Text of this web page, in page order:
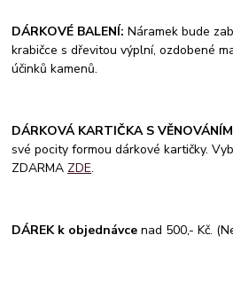
DÁRKOVÉ BALENÍ: Náramek bude
krabičce s dřevitou výplní, ozdobené
účinků kamenů.
DÁRKOVÁ KARTIČKA S
své pocity formou dárkové kartičky.
ZDARMA ZDE.
DÁREK k objednávcenad 500,- Kč.